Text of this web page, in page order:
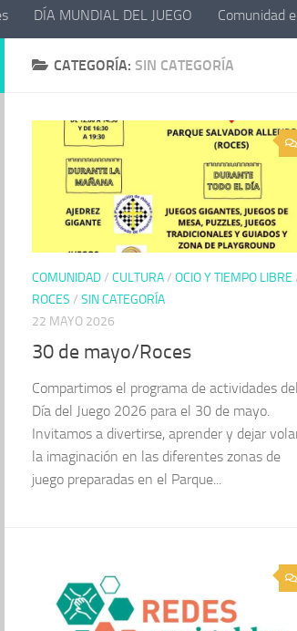
DÍA MUNDIAL DEL JUEGO Comunidad
CATEGORÍA: SIN CATEGORÍA
COMUNIDAD/ CULTURA/ OCIO Y TIEMPO LIBRE
ROCES / SIN CATEGORÍA
22 MAYO 2026
30 de mayo/Roces
Compartimos el programa de actividades del
Día del Juego 2026 para el 30 de mayo.
Invitamos a divertirse, aprender y dejar
la imaginación en las diferentes zonas de
juego preparadas en el Parque...